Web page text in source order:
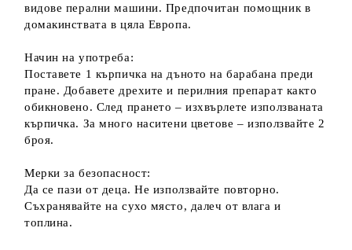
видове перални машини. Предпочитан помощник в
домакинствата в цяла Европа.
Начин на употреба:
Поставете 1 кърпичка на дъното на барабана преди
пране. Добавете дрехите и перилния препарат както
обикновено. След прането – изхвърлете използваната
кърпичка. За много наситени цветове – използвайте 2
броя.
Мерки за безопасност:
Да се пази от деца. Не използвайте повторно.
Съхранявайте на сухо място, далеч от влага и
топлина.